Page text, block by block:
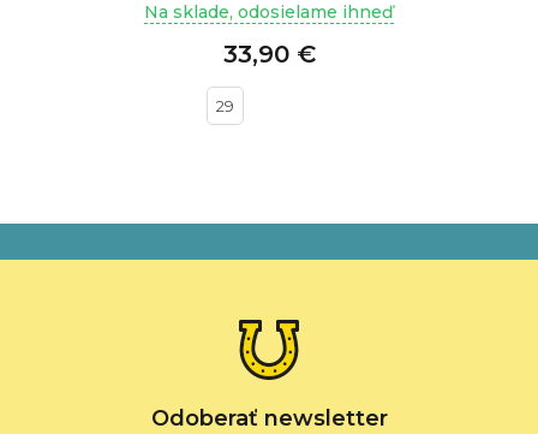
Na sklade, odosielame ihneď
33,90 €
29
á
Odoberať newsletter